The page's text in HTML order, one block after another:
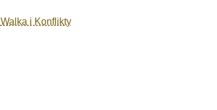
Walka i Konflikty